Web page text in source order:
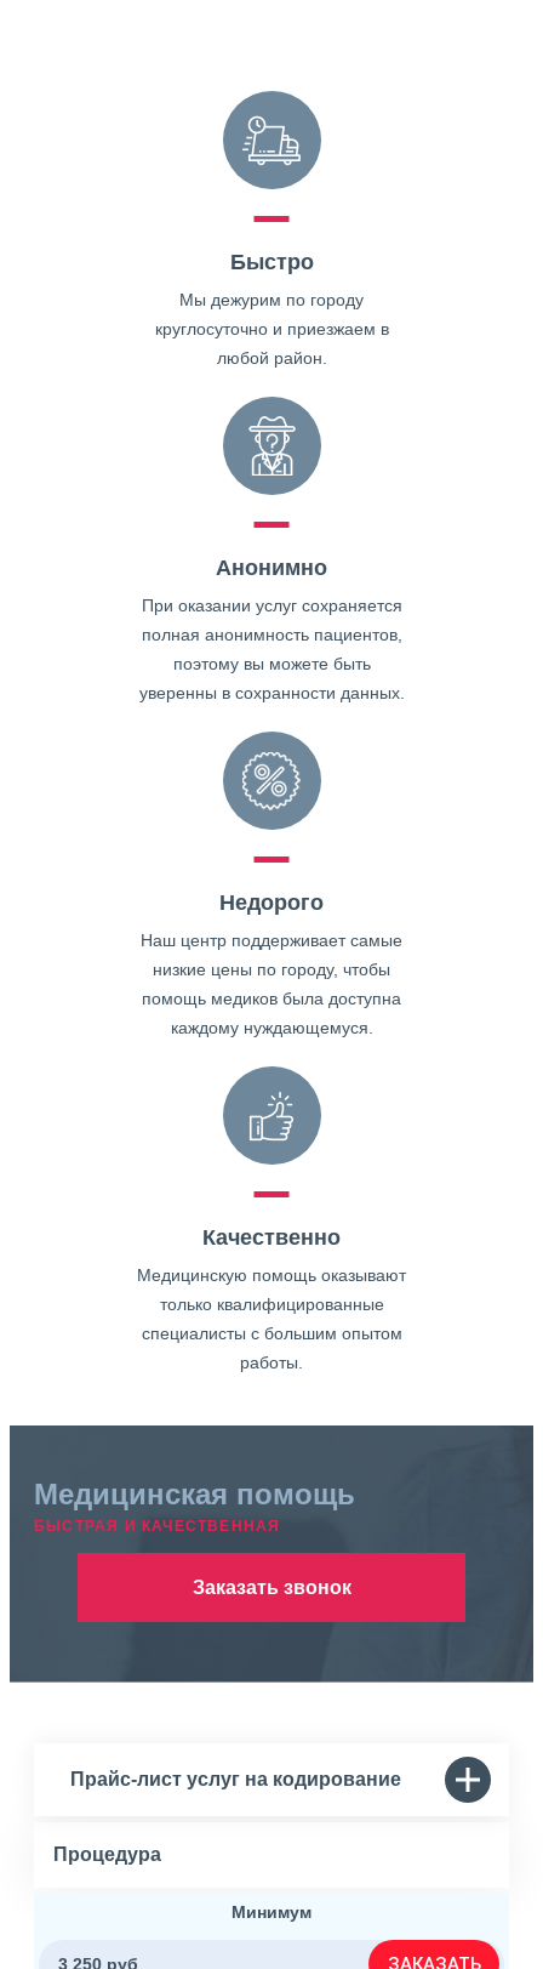
Быстро
Мы дежурим по городу
круглосуточно и приезжаем в
любой район.
Анонимно
При оказании услуг сохраняется
полная анонимность пациентов,
поэтому вы можете быть
уверенны в сохранности данных.
Недорого
Наш центр поддерживает самые
низкие цены по городу, чтобы
помощь медиков была доступна
каждому нуждающемуся.
Качественно
Медицинскую помощь оказывают
только квалифицированные
специалисты с большим опытом
работы.
Медицинская помощь
БЫСТРАЯ И КАЧЕСТВЕННАЯ
Заказать звонок
Прайс-лист услуг на кодирование
Процедура
Минимум
3 250 руб ЗАКАЗАТЬ